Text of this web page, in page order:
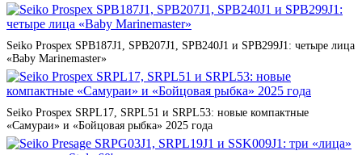
Seiko Prospex SPB187J1, SPB207J1, SPB240J1 и SPB299J1: четыре лица
«Baby Marinemaster»
Seiko Prospex SRPL17, SRPL51 и SRPL53: новые компактные
«Самураи» и «Бойцовая рыбка» 2025 года